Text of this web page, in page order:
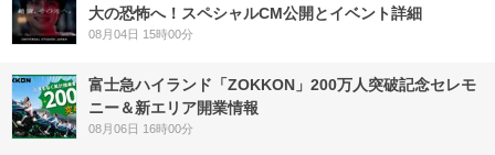
大の恐怖へ！スペシャルCM公開とイベント詳細
08月04日 15時00分
富士急ハイランド「ZOKKON」200万人突破記念セレモ
ニー＆新エリア開業情報
08月06日 16時00分